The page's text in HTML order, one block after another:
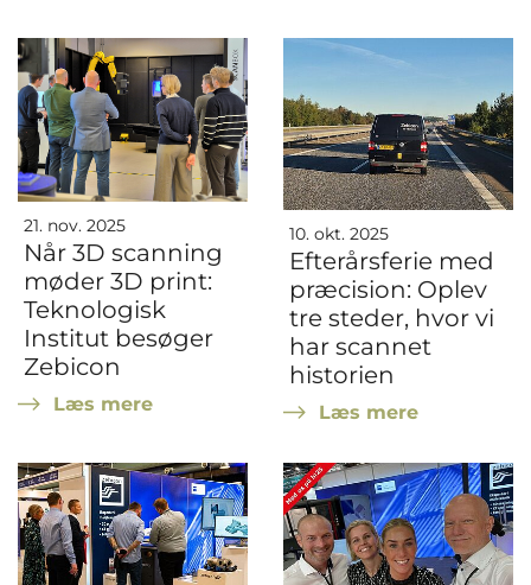
21. nov. 2025
Når 3D scanning
møder 3D print:
Teknologisk
Institut besøger
Zebicon
Læs mere
10. okt. 2025
Efterårsferie med
præcision: Oplev
tre steder, hvor vi
har scannet
historien
Læs mere